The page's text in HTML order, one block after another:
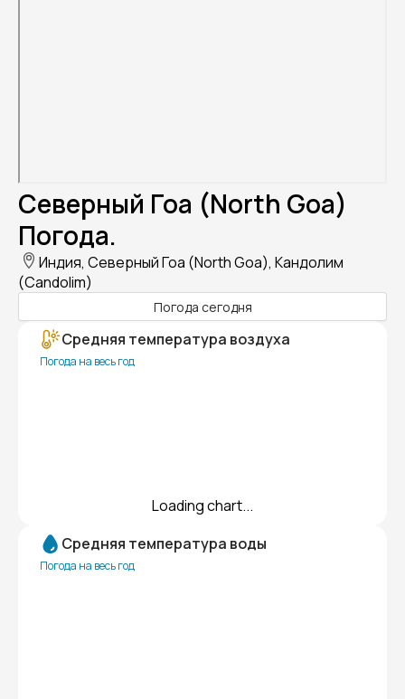
Северный Гоа (North Goa)
Погода.
Индия, Северный Гоа (North Goa), Кандолим
(Candolim)
Погода сегодня
Средняя температура воздуха
Погода на весь год
Loading chart...
Средняя температура воды
Погода на весь год